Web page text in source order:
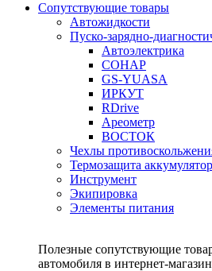
Сопутствующие товары
Автожидкости
Пуско-зарядно-
Автоэлектрика
СОНАР
GS-YUASA
ИРКУТ
RDrive
Ареометр
ВОСТОК
Чехлы
Термозащита
Инструмент
Экипировка
Элементы питания
Полезные сопутствующие
автомобиля в интернет-